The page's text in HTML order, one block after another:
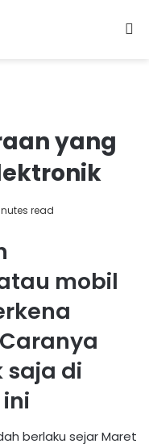
yang
read
mobil
saja di
berlaku sejar Maret